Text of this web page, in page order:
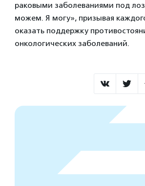
раковыми заболеваниями под
можем. Я могу», призывая
оказать поддержку
онкологических заболеваний.